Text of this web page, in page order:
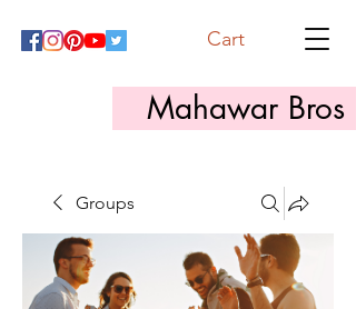
Mahawar Bros
Cart
Groups